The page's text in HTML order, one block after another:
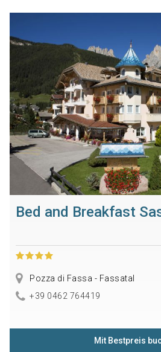
Bed and Breakfast
Pozza di Fassa - Fassatal
+39 0462 764419
Mit Bestpreis